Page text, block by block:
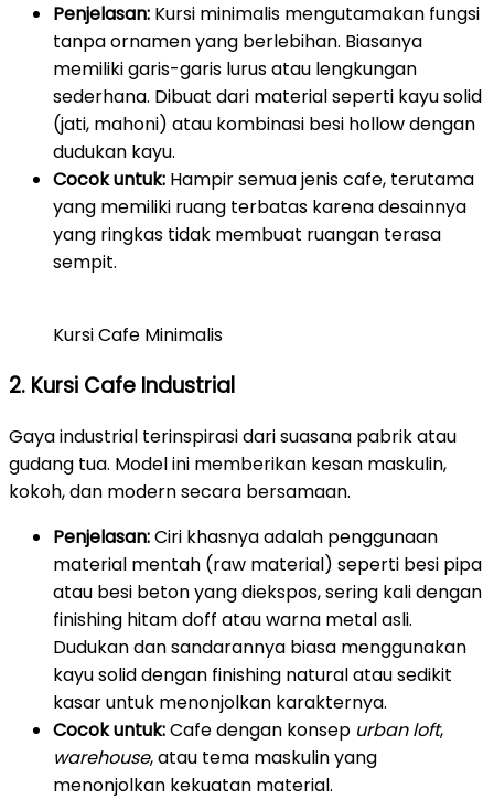
Penjelasan: Kursi minimalis mengutamakan fungsi
tanpa ornamen yang berlebihan. Biasanya
memiliki garis-garis lurus atau lengkungan
sederhana. Dibuat dari material seperti kayu solid
(jati, mahoni) atau kombinasi besi hollow dengan
dudukan kayu.
Cocok untuk: Hampir semua jenis cafe, terutama
yang memiliki ruang terbatas karena desainnya
yang ringkas tidak membuat ruangan terasa
sempit.
Kursi Cafe Minimalis
2. Kursi Cafe Industrial
Gaya industrial terinspirasi dari suasana pabrik atau
gudang tua. Model ini memberikan kesan maskulin,
kokoh, dan modern secara bersamaan.
Penjelasan:Ciri khasnya adalah penggunaan
material mentah (raw material) seperti besi pipa
atau besi beton yang diekspos, sering kali dengan
finishing hitam doff atau warna metal asli.
Dudukan dan sandarannya biasa menggunakan
kayu solid dengan finishing natural atau sedikit
kasar untuk menonjolkan karakternya.
Cocok untuk:Cafe dengan konsep urban loft,
warehouse, atau tema maskulin yang
menonjolkan kekuatan material.